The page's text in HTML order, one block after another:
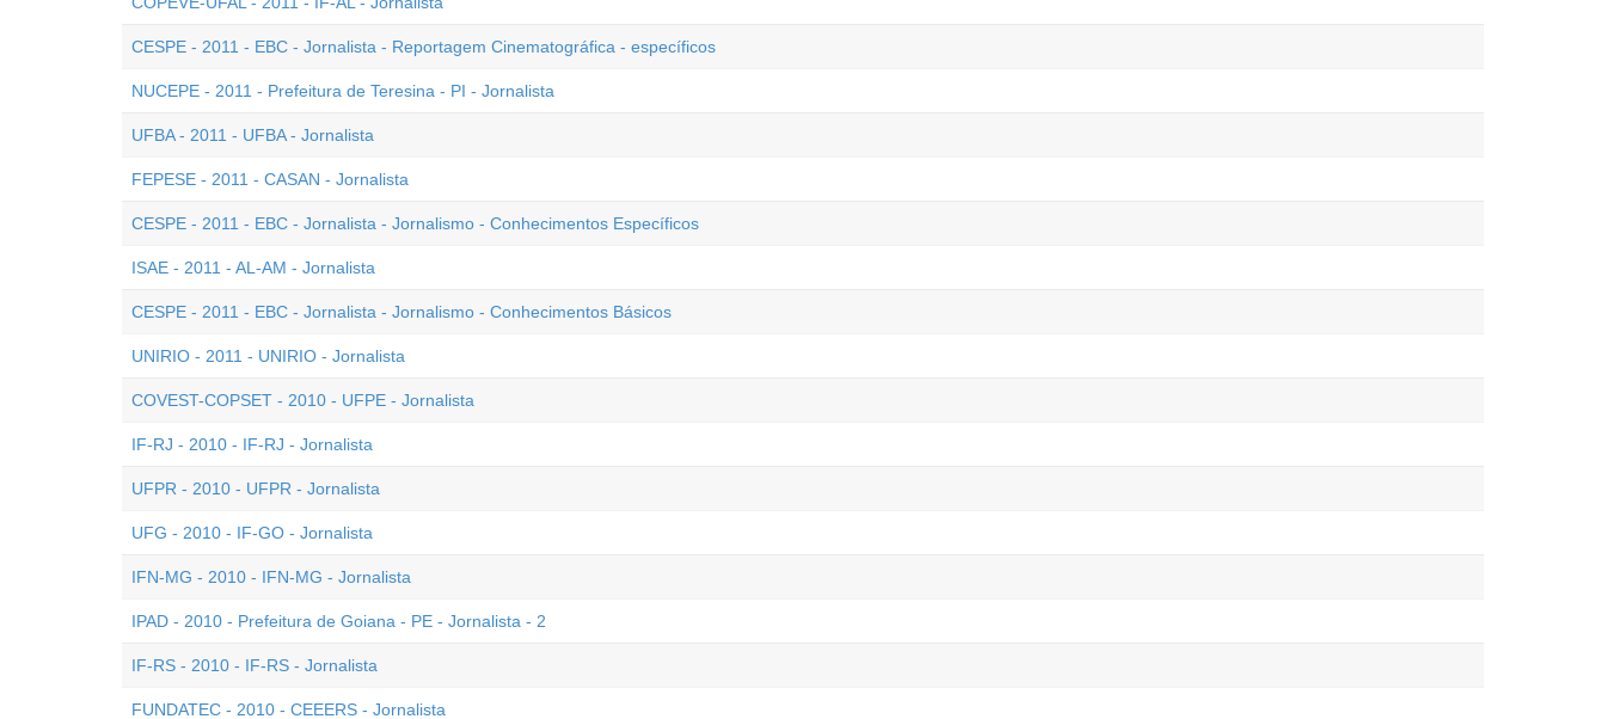
CESPE - 2011 - EBC - Jornalista - Reportagem Cinematográfica - específicos
NUCEPE - 2011 - Prefeitura de Teresina - PI - Jornalista
UFBA - 2011 - UFBA - Jornalista
FEPESE - 2011 - CASAN - Jornalista
CESPE - 2011 - EBC - Jornalista - Jornalismo - Conhecimentos Específicos
ISAE - 2011 - AL-AM - Jornalista
CESPE - 2011 - EBC - Jornalista - Jornalismo - Conhecimentos Básicos
UNIRIO - 2011 - UNIRIO - Jornalista
COVEST-COPSET - 2010 - UFPE - Jornalista
IF-RJ - 2010 - IF-RJ - Jornalista
UFPR - 2010 - UFPR - Jornalista
UFG - 2010 - IF-GO - Jornalista
IFN-MG - 2010 - IFN-MG - Jornalista
IPAD - 2010 - Prefeitura de Goiana - PE - Jornalista - 2
IF-RS - 2010 - IF-RS - Jornalista
FUNDATEC - 2010 - CEEERS - Jornalista